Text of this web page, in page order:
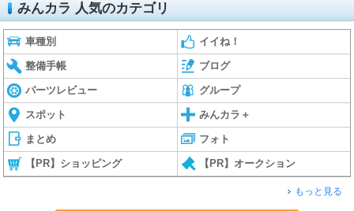
みんカラ 人気のカテゴリ
車種別 イイね！
整備手帳 ブログ
パーツレビュー グループ
スポット みんカラ＋
まとめ フォト
【PR】ショッピング 【PR】オークション
もっと見る